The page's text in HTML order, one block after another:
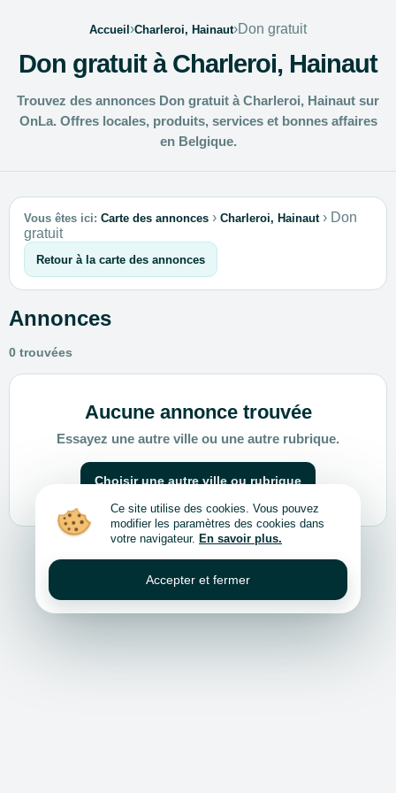
Accueil›Charleroi, Hainaut›Don gratuit
Don gratuit à Charleroi, Hainaut
Trouvez des annonces Don gratuit à Charleroi, Hainaut sur
OnLa. Offres locales, produits, services et bonnes affaires
en Belgique.
Vous êtes ici: Carte des annonces › Charleroi, Hainaut › Don
gratuit
Retour à la carte des annonces
Annonces
0 trouvées
Aucune annonce trouvée
Essayez une autre ville ou une autre rubrique.
Choisir une autre ville ou rubrique
Ce site utilise des cookies. Vous pouvez
modifier les paramètres des cookies dans
votre navigateur. En savoir plus.
Accepter et fermer